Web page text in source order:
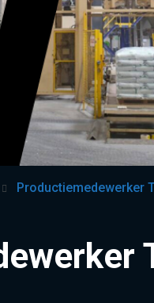
Productiemedewerker